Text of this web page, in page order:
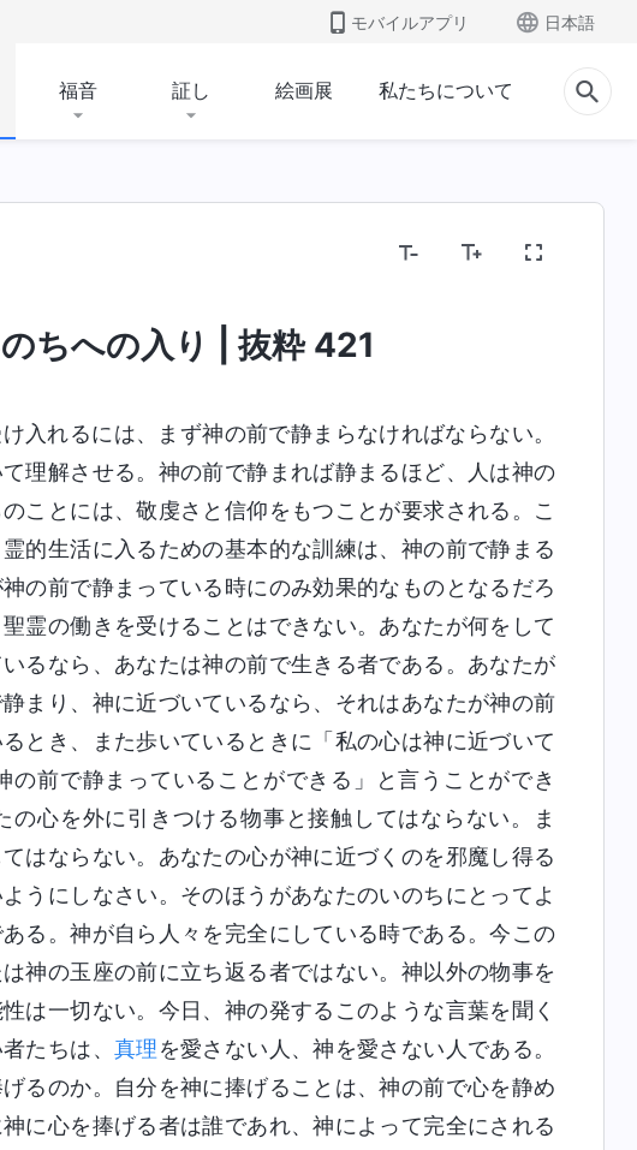
モバイルアプリ 日本語
福音 証し 絵画展 私たちについて
ちへの入り | 抜粋 421
入れるには、まず神の前で静まらなければならない。
理解させる。神の前で静まれば静まるほど、人は神の
ことには、敬虔さと信仰をもつことが要求される。こ
的生活に入るための基本的な訓練は、神の前で静まる
の前で静まっている時にのみ効果的なものとなるだろ
霊の働きを受けることはできない。あなたが何をして
るなら、あなたは神の前で生きる者である。あなたが
まり、神に近づいているなら、それはあなたが神の前
とき、また歩いているときに「私の心は神に近づいて
前で静まっていることができる」と言うことができ
心を外に引きつける物事と接触してはならない。ま
はならない。あなたの心が神に近づくのを邪魔し得る
うにしなさい。そのほうがあなたのいのちにとってよ
る。神が自ら人々を完全にしている時である。今この
神の玉座の前に立ち返る者ではない。神以外の物事を
は一切ない。今日、神の発するこのような言葉を聞く
たちは、 真理を愛さない人、神を愛さない人である。
るのか。自分を神に捧げることは、神の前で心を静め
に心を捧げる者は誰であれ、神によって完全にされる